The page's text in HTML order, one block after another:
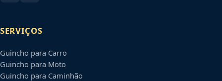
SERVIÇOS
Guincho para Carro
Guincho para Moto
Guincho para Caminhão